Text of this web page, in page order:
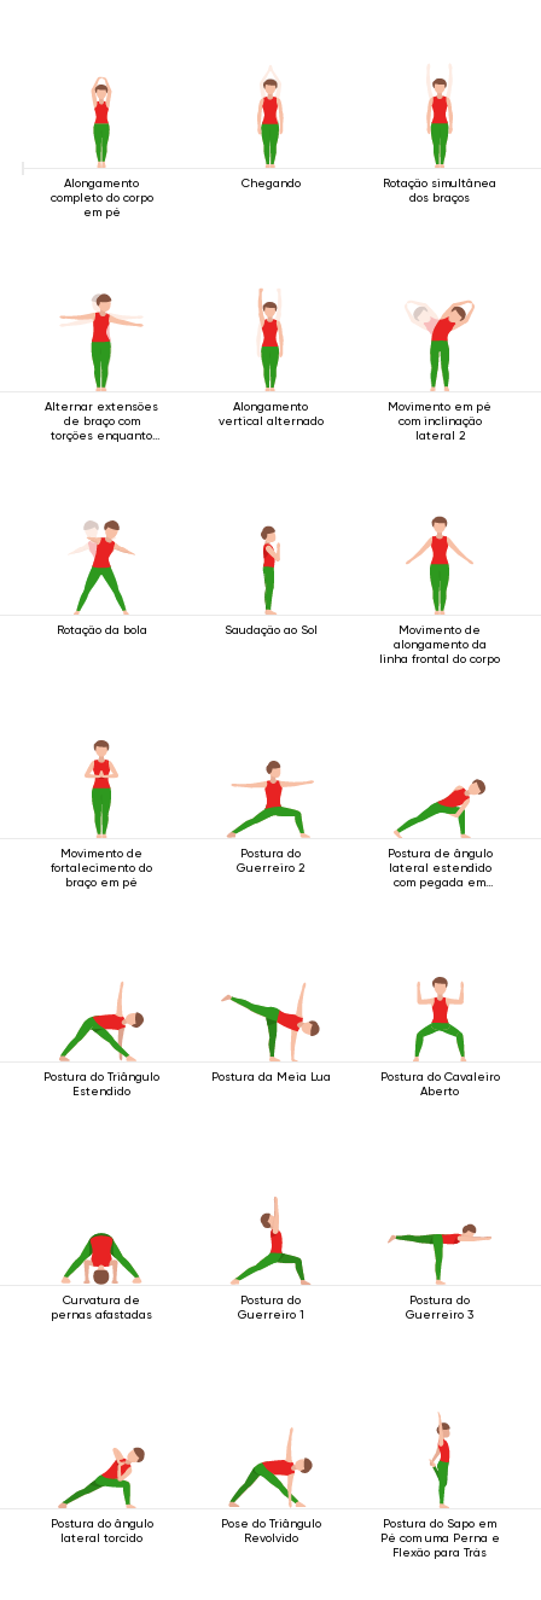
Alongamento
completo do corpo
em pé
Chegando
Rotação simultânea
dos braços
Alternar extensões
de braço com
torções enquanto
Alongamento
vertical alternado
Movimento em pé
com inclinação
lateral 2
Rotação da bola Saudação ao Sol
Movimento de
alongamento da
linha frontal do corpo
Movimento de
fortalecimento do
braço em pé
Postura do
Guerreiro 2
Postura de ângulo
lateral estendido
com pegada em
Postura do Triângulo
Estendido
Postura da Meia Lua
Postura do Cavaleiro
Aberto
Curvatura de
pernas afastadas
Postura do
Guerreiro 1
Postura do
Guerreiro 3
Postura do ângulo
lateral torcido
Pose do Triângulo
Revolvido
Postura do Sapo em
Pé com uma Perna e
Flexão para Trás